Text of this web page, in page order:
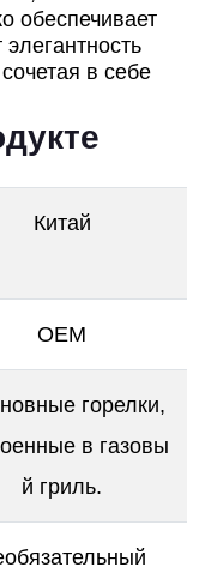
обеспечивает
в себе
Китай
OEM
горелки,
в газовы
й гриль.